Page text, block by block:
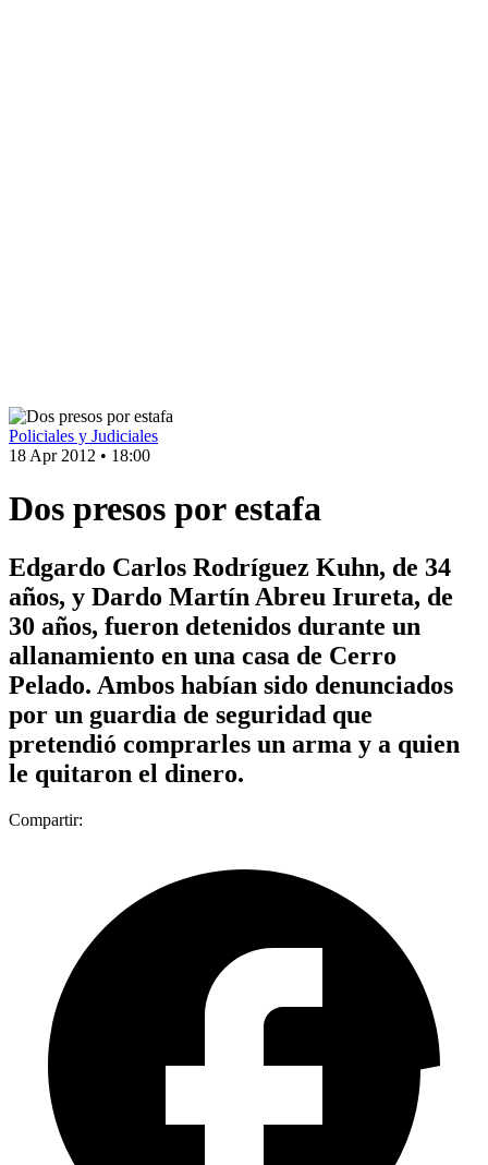
Policiales y Judiciales
18 Apr 2012 • 18:00
Dos presos por estafa
Edgardo Carlos Rodríguez Kuhn, de 34
años, y Dardo Martín Abreu Irureta, de
30 años, fueron detenidos durante un
allanamiento en una casa de Cerro
Pelado. Ambos habían sido denunciados
por un guardia de seguridad que
pretendió comprarles un arma y a quien
le quitaron el dinero.
Compartir: